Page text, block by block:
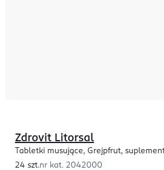
Zdrovit Litorsal
Tabletki musujące, Grejpfrut,
24 szt.nr kat. 2042000